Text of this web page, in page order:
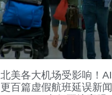
北美各大机场受影响！
更百篇虚假航班延误新